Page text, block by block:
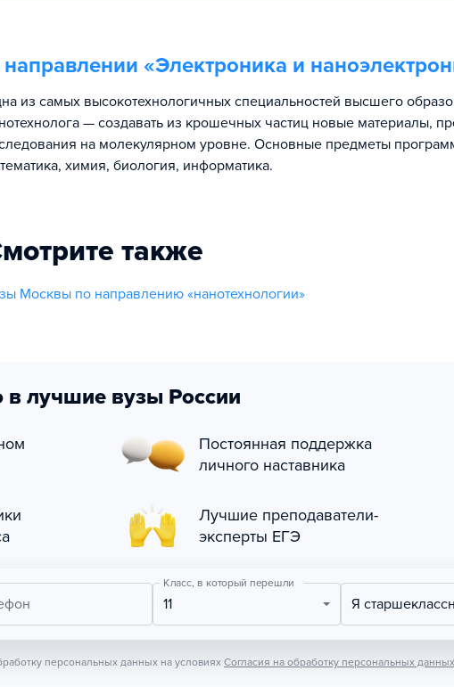
«Электроника и
из самых высокотехнологичных специальностей высшего
— создавать из крошечных частиц новые материалы,
на молекулярном уровне. Основные предметы
химия, биология, информатика.
также
Москвы по направлению «нанотехнологии»
в лучшие вузы России
Постоянная поддержка
личного наставника
Лучшие преподаватели-
эксперты ЕГЭ
Класс, в который перешли
11 Я
персональных данных на условиях Согласия на обработку персональных данных